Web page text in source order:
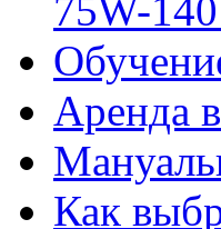
75W-
Аренда
Как